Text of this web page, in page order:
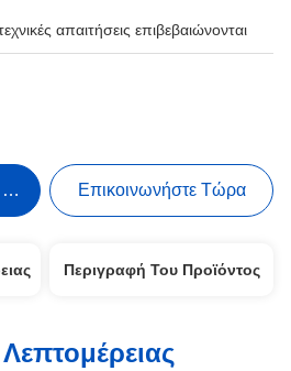
απαιτήσεις επιβεβαιώνονται
Επικοινωνήστε Τώρα
Περιγραφή Του Προϊόντος